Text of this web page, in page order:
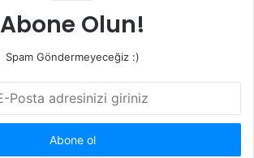
Abone Olun!
Spam Göndermeyeceğiz :)